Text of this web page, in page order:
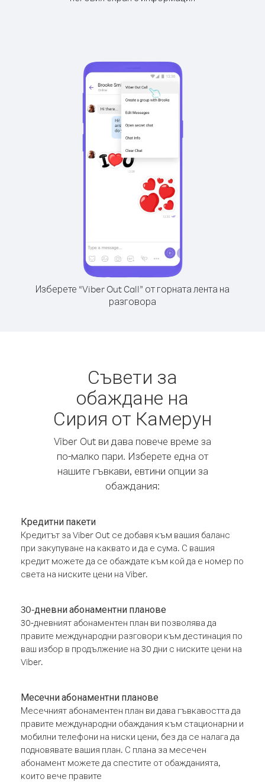
Изберете “Viber Out Call” от горната лента на
разговора
Съвети за
обаждане на
Сирия от Камерун
Viber Out ви дава повече време за
по-малко пари. Изберете една от
нашите гъвкави, евтини опции за
обаждания:
Кредитни пакети
Кредитът за Viber Out се добавя към вашия баланс
при закупуване на каквато и да е сума. С вашия
кредит можете да се обаждате към кой да е номер по
света на ниските цени на Viber.
30-дневни абонаментни планове
30-дневният абонаментен план ви позволява да
правите международни разговори към дестинация по
ваш избор в продължение на 30 дни с ниските цени на
Viber.
Месечни абонаментни планове
Месечният абонаментен план ви дава гъвкавостта да
правите международни обаждания към стационарни и
мобилни телефони на ниски цени, без да се налага да
подновявате вашия план. С плана за месечен
абонамент можете да спестите от обажданията,
които вече правите